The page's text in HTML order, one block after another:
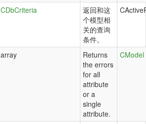
CDbCriteria
返回和这
个模型相
关的查询
条件。
array
Returns
the errors
for all
attribute
or a
single
attribute.
CModel